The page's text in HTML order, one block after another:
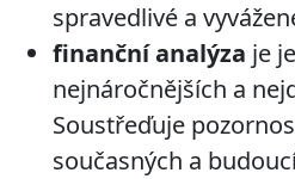
spravedlivé a
finanční analýza je
nejnáročnějších a
Soustřeďuje
současných a